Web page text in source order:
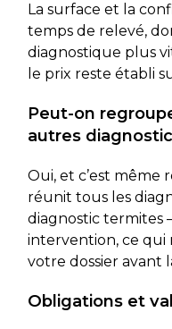
La surface et la
temps de relevé,
diagnostique plus
le prix reste établi
Peut-on
autres
Oui, et c’est même
réunit tous les
diagnostic termites
intervention, ce qui
votre dossier avant
Obligations et